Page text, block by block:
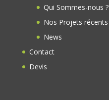
Qui Sommes-nous ?
Nos Projets récents
News
Contact
Devis